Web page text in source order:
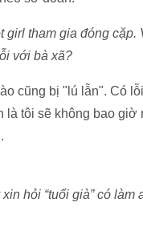
girl tham gia đóng
với bà xã?
cũng bị "lú lẫn". Có
là tôi sẽ không bao giờ
hỏi “tuổi già” có làm